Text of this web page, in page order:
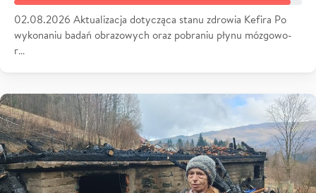
02.08.2026 Aktualizacja dotycząca stanu zdrowia Kefira Po
wykonaniu badań obrazowych oraz pobraniu płynu mózgowo-
r…